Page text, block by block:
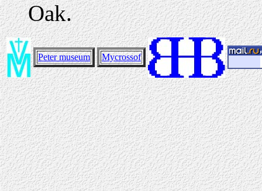
Oak.
Peter museum Mycrossof